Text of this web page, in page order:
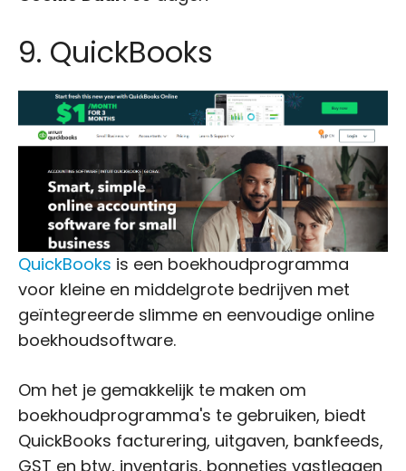
9. QuickBooks
QuickBooks is een boekhoudprogramma
voor kleine en middelgrote bedrijven met
geïntegreerde slimme en eenvoudige online
boekhoudsoftware.
Om het je gemakkelijk te maken om
boekhoudprogramma's te gebruiken, biedt
QuickBooks facturering, uitgaven, bankfeeds,
GST en btw, inventaris, bonnetjes vastleggen